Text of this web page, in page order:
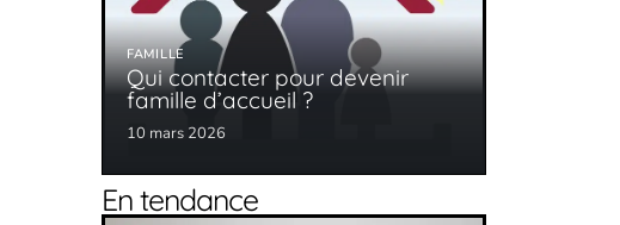
FAMILLE
Qui contacter pour devenir
famille d’accueil ?
10 mars 2026
En tendance